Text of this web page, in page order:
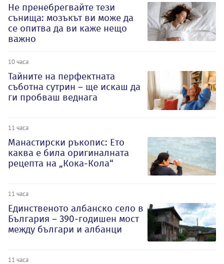
Не пренебрегвайте тези
сънища: мозъкът ви може да
се опитва да ви каже нещо
важно
10 часа
Тайните на перфектната
съботна сутрин – ще искаш да
ги пробваш веднага
11 часа
Манастирски ръкопис: Ето
каква е била оригиналната
рецепта на „Кока-Кола“
11 часа
Единственото албанско село в
България – 390-годишен мост
между българи и албанци
11 часа